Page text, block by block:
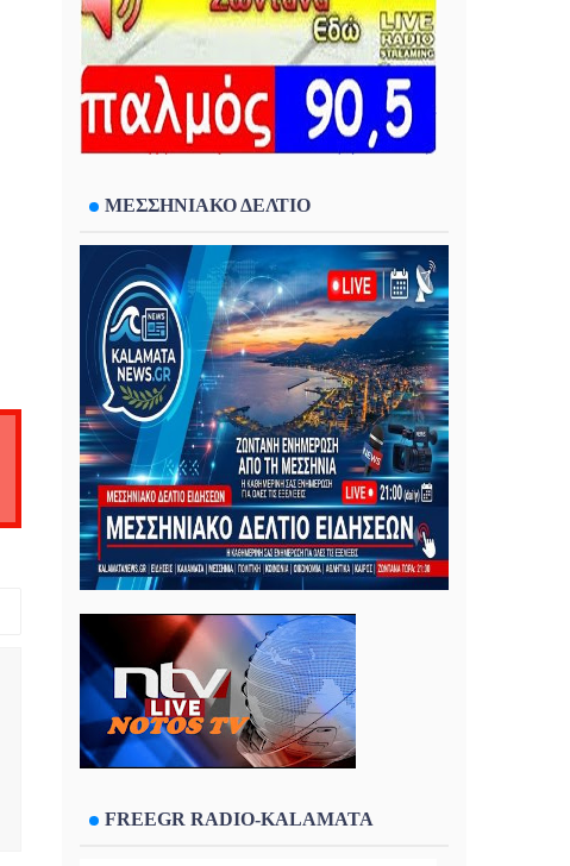
ΜΕΣΣΗΝΙΑΚΟ ΔΕΛΤΙΟ
FREEGR RADIO-KALAMATA